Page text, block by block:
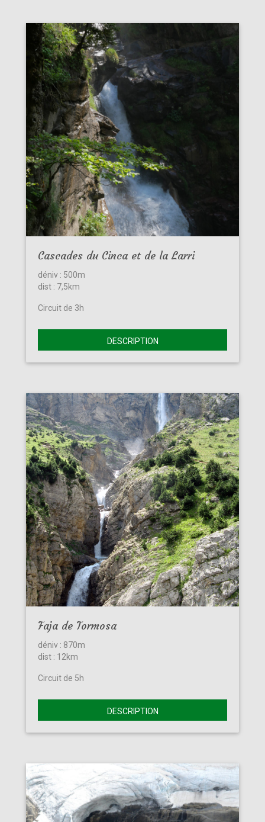
Cascades du Cinca et de la Larri
déniv : 500m
dist : 7,5km
Circuit de 3h
DESCRIPTION
Faja de Tormosa
déniv : 870m
dist : 12km
Circuit de 5h
DESCRIPTION